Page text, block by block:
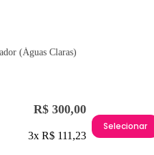
(Águas Claras)
R$ 300,00
3x R$ 111,23
Selecionar